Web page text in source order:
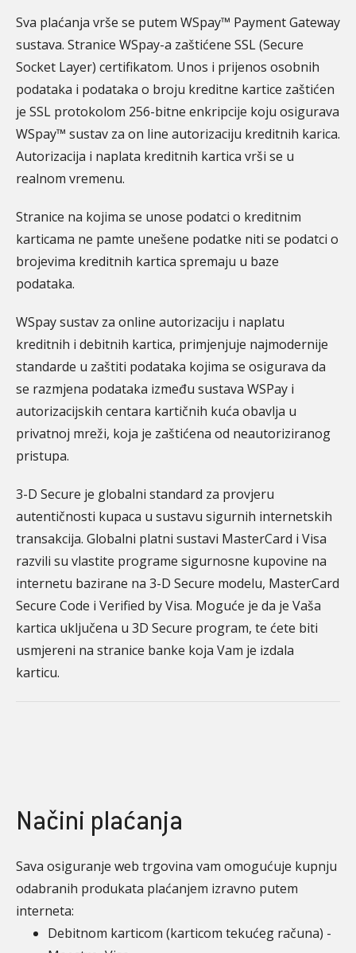
Sva plaćanja vrše se putem WSpay™ Payment Gateway
sustava. Stranice WSpay-a zaštićene SSL (Secure
Socket Layer) certifikatom. Unos i prijenos osobnih
podataka i podataka o broju kreditne kartice zaštićen
je SSL protokolom 256-bitne enkripcije koju osigurava
WSpay™ sustav za on line autorizaciju kreditnih karica.
Autorizacija i naplata kreditnih kartica vrši se u
realnom vremenu.
Stranice na kojima se unose podatci o kreditnim
karticama ne pamte unešene podatke niti se podatci o
brojevima kreditnih kartica spremaju u baze
podataka.
WSpay sustav za online autorizaciju i naplatu
kreditnih i debitnih kartica, primjenjuje najmodernije
standarde u zaštiti podataka kojima se osigurava da
se razmjena podataka između sustava WSPay i
autorizacijskih centara kartičnih kuća obavlja u
privatnoj mreži, koja je zaštićena od neautoriziranog
pristupa.
3-D Secure je globalni standard za provjeru
autentičnosti kupaca u sustavu sigurnih internetskih
transakcija. Globalni platni sustavi MasterCard i Visa
razvili su vlastite programe sigurnosne kupovine na
internetu bazirane na 3-D Secure modelu, MasterCard
Secure Code i Verified by Visa. Moguće je da je Vaša
kartica uključena u 3D Secure program, te ćete biti
usmjereni na stranice banke koja Vam je izdala
karticu.
Načini plaćanja
Sava osiguranje web trgovina vam omogućuje kupnju
odabranih produkata plaćanjem izravno putem
interneta:
Debitnom karticom (karticom tekućeg računa) -